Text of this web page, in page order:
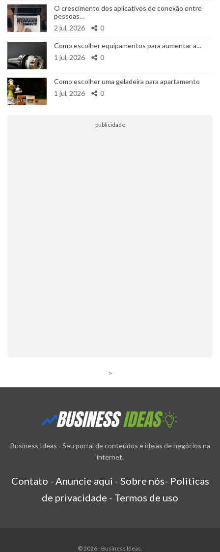
O crescimento dos aplicativos de conexão entre
pessoas…
2 jul, 2026
0
Como escolher equipamentos para aumentar a…
1 jul, 2026
0
Como escolher uma geladeira para apartamento
1 jul, 2026
0
publicidade
>
Business Ideas - Seu portal de conteúdos e ideias de negócios na
internet.
Contato - Anuncie aqui - Sobre nós- Politicas
de privacidade - Termos de uso
© 2026 - Business Ideas.